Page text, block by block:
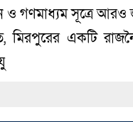
গণমাধ্যম সূত্রে আরও
একটি